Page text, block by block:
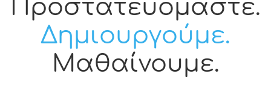
Προστατευόμαστε.
Δημιουργούμε.
Μαθαίνουμε.